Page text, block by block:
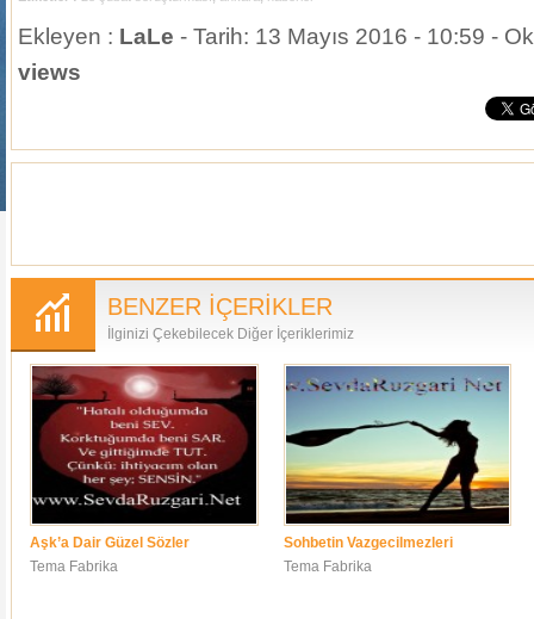
Ekleyen : LaLe - Tarih: 13 Mayıs 2016 - 10:59 -
views
BENZER İÇERİKLER
İlginizi Çekebilecek Diğer İçeriklerimiz
Aşk’a Dair Güzel Sözler
Tema Fabrika
Sohbetin Vazgecilmezleri
Tema Fabrika